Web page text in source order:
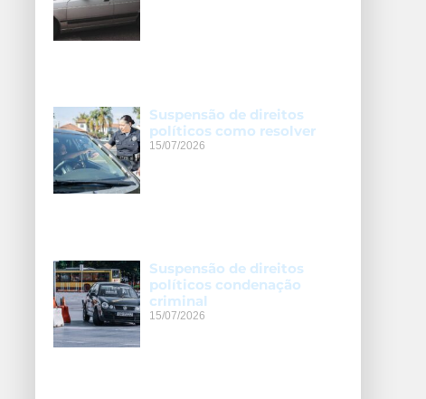
Suspensão de direitos
políticos como resolver
15/07/2026
Suspensão de direitos
políticos condenação
criminal
15/07/2026